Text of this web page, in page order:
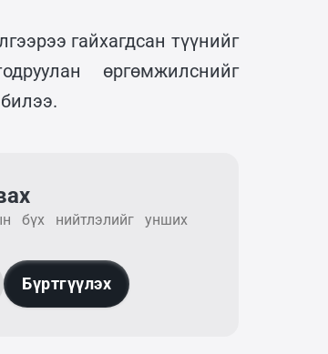
гайхагдсан түүнийг
өргөмжилснийг
бүх нийтлэлийг унших
Бүртгүүлэх